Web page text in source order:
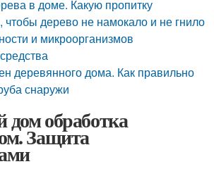
в доме. Какую пропитку
чтобы дерево не намокало и не гнило
и микроорганизмов
деревянного дома. Как правильно
снаружи
обработка
Защита